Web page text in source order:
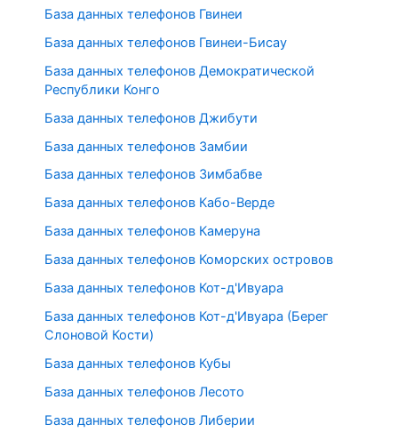
База данных телефонов Гвинеи
База данных телефонов Гвинеи-Бисау
База данных телефонов Демократической
Республики Конго
База данных телефонов Джибути
База данных телефонов Замбии
База данных телефонов Зимбабве
База данных телефонов Кабо-Верде
База данных телефонов Камеруна
База данных телефонов Коморских островов
База данных телефонов Кот-д'Ивуара
База данных телефонов Кот-д'Ивуара (Берег
Слоновой Кости)
База данных телефонов Кубы
База данных телефонов Лесото
База данных телефонов Либерии